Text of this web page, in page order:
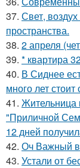
37. Свет,
пространства.
38. 2 апреля
39. * квартира
40. В Сиднее
много лет
41. Жительница
"Приличной
12 дней
42. Оч Важный
43. Устали от